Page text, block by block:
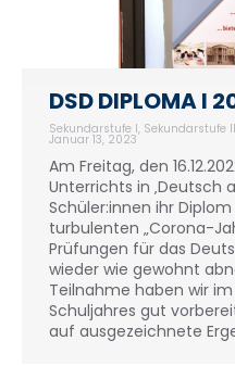
DSD DIPLOMA I
Sekundarstufe I, Sekundarstufe II
Januar 13, 2023
Am Freitag, den
Unterrichts in ‚Deutsch
Schüler:innen ihr
turbulenten „Corona-
Prüfungen für das
wieder wie gewohnt
Teilnahme haben wir
Schuljahres gut
auf ausgezeichnete